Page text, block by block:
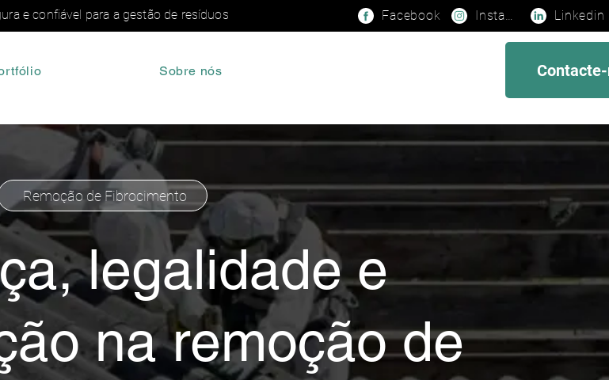
e confiável para a gestão de resíduos Facebook Instagram Linkedin
Sobre nós
Remoção de Fibrocimento
legalidade e
na remoção de